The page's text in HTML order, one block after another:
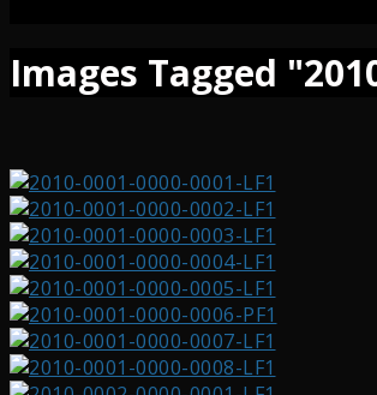
Images Tagged